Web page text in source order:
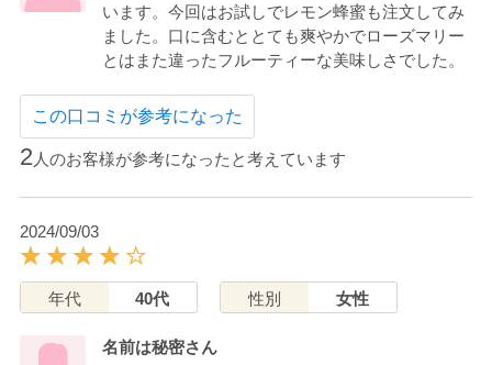
います。今回はお試しでレモン蜂蜜も注文してみ
ました。口に含むととても爽やかでローズマリー
とはまた違ったフルーティーな美味しさでした。
この口コミが参考になった
2 人のお客様が参考になったと考えています
2024/09/03
年代 40代 性別 女性
名前は秘密さん